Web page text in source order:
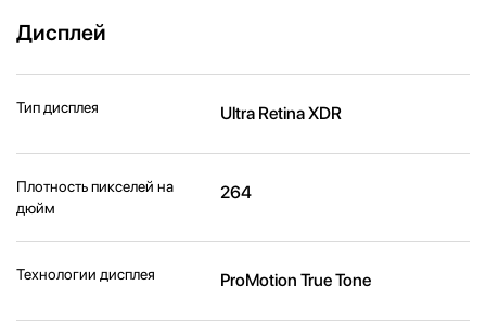
Дисплей
Тип дисплея Ultra Retina XDR
Плотность пикселей на
дюйм
264
Технологии дисплея ProMotion True Tone